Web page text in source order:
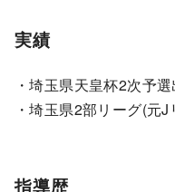
実績
・埼玉県天皇杯2次予
・埼玉県2部リーグ(元
指導歴